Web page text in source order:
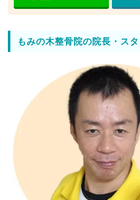
もみの木整骨院の院長・ス